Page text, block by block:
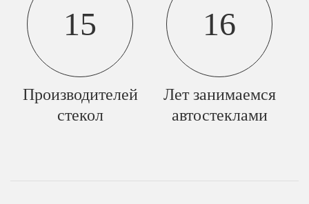
15
Производителей
стекол
16
Лет занимаемся
автостеклами